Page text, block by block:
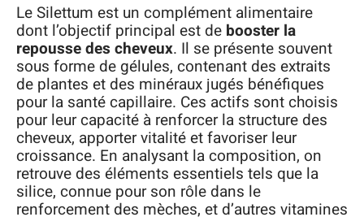
Le Silettum est un complément alimentaire
dont l’objectif principal est de booster la
repousse des cheveux. Il se présente souvent
sous forme de gélules, contenant des extraits
de plantes et des minéraux jugés bénéfiques
pour la santé capillaire. Ces actifs sont choisis
pour leur capacité à renforcer la structure des
cheveux, apporter vitalité et favoriser leur
croissance. En analysant la composition, on
retrouve des éléments essentiels tels que la
silice, connue pour son rôle dans le
renforcement des mèches, et d’autres vitamines